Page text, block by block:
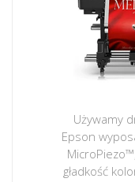
Używamy
Epson
gładkość